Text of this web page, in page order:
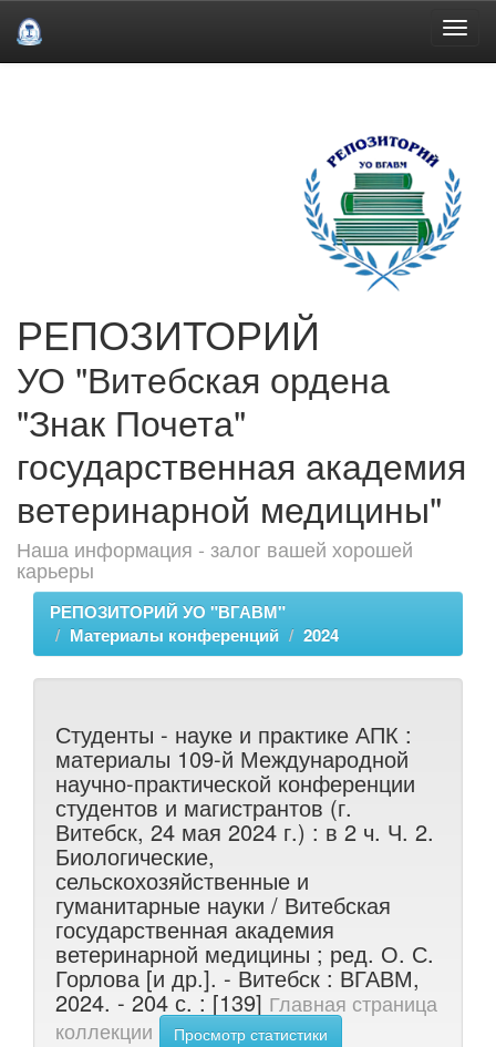
РЕПОЗИТОРИЙ
УО "Витебская ордена
"Знак Почета"
государственная академия
ветеринарной медицины"
Наша информация - залог вашей хорошей
карьеры
РЕПОЗИТОРИЙ УО "ВГАВМ"
Материалы конференций
2024
Студенты - науке и практике АПК :
материалы 109-й Международной
научно-практической конференции
студентов и магистрантов (г.
Витебск, 24 мая 2024 г.) : в 2 ч. Ч. 2.
Биологические,
сельскохозяйственные и
гуманитарные науки / Витебская
государственная академия
ветеринарной медицины ; ред. О. С.
Горлова [и др.]. - Витебск : ВГАВМ,
2024. - 204 с. : [139] Главная страница
коллекции
Просмотр статистики